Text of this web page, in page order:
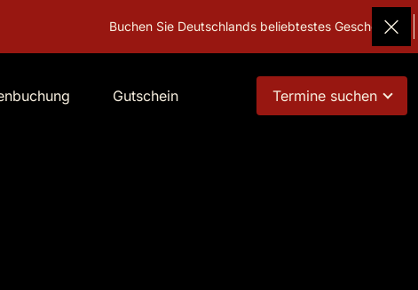
Buchen Sie Deutschlands beliebtestes Geschenk! Gutschein
Gutschein Termine suchen